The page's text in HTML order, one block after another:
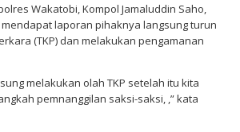
Wakatobi, Kompol Jamaluddin Saho,
laporan pihaknya langsung turun
(TKP) dan melakukan pengamanan
melakukan olah TKP setelah itu kita
pemnanggilan saksi-saksi, ,” kata